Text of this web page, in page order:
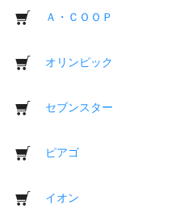
Ａ・ＣＯＯＰ
オリンピック
セブンスター
ピアゴ
イオン